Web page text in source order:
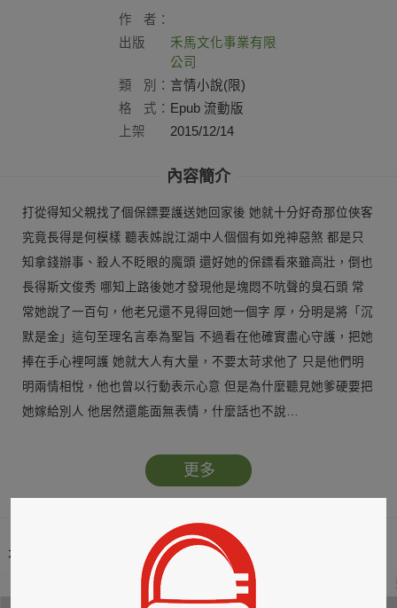
作
者：
出版
禾馬文化事業有限
公司
類
別： 言情小說(限)
格
式： Epub 流動版
上架
2015/12/14
內容簡介
打從得知父親找了個保鏢要護送她回家後 她就十分好奇那位俠客
究竟長得是何模樣 聽表姊說江湖中人個個有如兇神惡煞 都是只
知拿錢辦事、殺人不眨眼的魔頭 還好她的保鏢看來雖高壯，倒也
長得斯文俊秀 哪知上路後她才發現他是塊悶不吭聲的臭石頭 常
常她說了一百句，他老兄還不見得回她一個字 厚，分明是將「沉
默是金」這句至理名言奉為聖旨 不過看在他確實盡心守護，把她
捧在手心裡呵護 她就大人有大量，不要太苛求他了 只是他們明
明兩情相悅，他也曾以行動表示心意 但是為什麼聽見她爹硬要把
她嫁給別人 他居然還能面無表情，什麼話也不說…
更多
本類暢銷榜
3